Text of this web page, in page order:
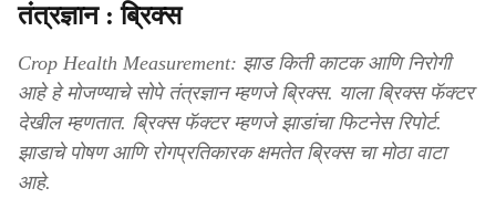
तंत्रज्ञान : ब्रिक्स
Crop Health Measurement: झाड किती काटक आणि निरोगी
आहे हे मोजण्याचे सोपे तंत्रज्ञान म्हणजे ब्रिक्स. याला ब्रिक्स फॅक्टर
देखील म्हणतात. ब्रिक्स फॅक्टर म्हणजे झाडांचा फिटनेस रिपोर्ट.
झाडाचे पोषण आणि रोगप्रतिकारक क्षमतेत ब्रिक्स चा मोठा वाटा
आहे.